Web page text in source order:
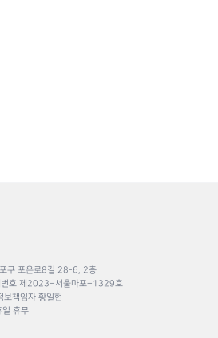
포구 포은로8길 28-6, 2층
호 제2023–서울마포–1329호
책임자 황일현
휴무